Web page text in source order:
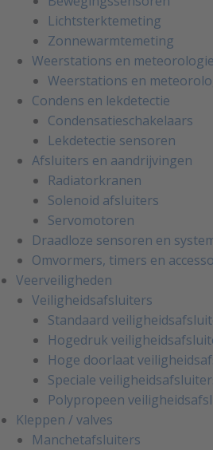
Lichtsterktemeting
Zonnewarmtemeting
Weerstations en meteorologie
Weerstations en
Condens en lekdetectie
Condensatieschakelaars
Lekdetectie sensoren
Afsluiters en aandrijvingen
Radiatorkranen
Solenoid afsluiters
Servomotoren
Draadloze sensoren en
Omvormers, timers en
Veerveiligheden
Veiligheidsafsluiters
Standaard
Hogedruk
Hoge doorlaat
Speciale
Polypropeen
Kleppen / valves
Manchetafsluiters